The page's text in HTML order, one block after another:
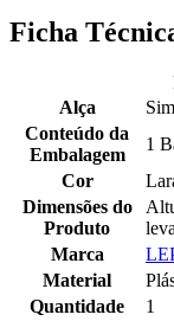
Ficha
Alça
Sim
Conteúdo da
Embalagem
1
Cor
Dimensões do
Produto
Marca
Material
Quantidade
1